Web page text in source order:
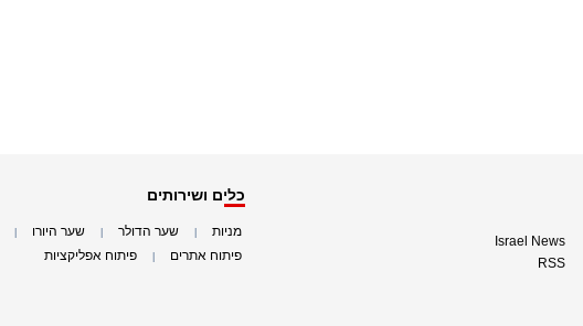
Israel News
RSS
כלים ושירותים
מניות שער הדולר שער היורו
פיתוח אתרים פיתוח אפליקציות